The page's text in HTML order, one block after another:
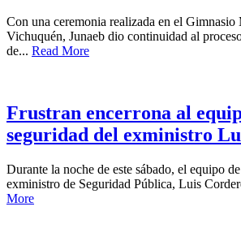
Con una ceremonia realizada en el
Vichuquén, Junaeb dio continuidad al
de... Read More
Frustran encerrona al
seguridad del exministro
Durante la noche de este sábado, el equipo
exministro de Seguridad Pública, Luis
More